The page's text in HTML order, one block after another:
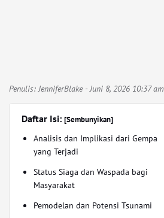
Penulis:JenniferBlake- Juni 8, 2026 10:37 am
Daftar Isi: [Sembunyikan]
Analisis dan Implikasi dari Gempa
yang Terjadi
Status Siaga dan Waspada bagi
Masyarakat
Pemodelan dan Potensi Tsunami